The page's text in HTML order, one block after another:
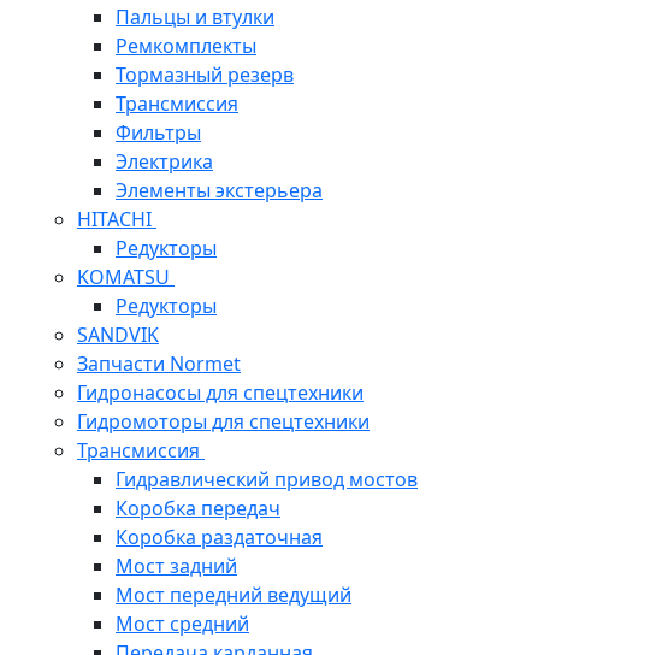
Пальцы и втулки
Ремкомплекты
Тормазный резерв
Трансмиссия
Фильтры
Электрика
Элементы экстерьера
HITACHI
Редукторы
KOMATSU
Редукторы
SANDVIK
Запчасти Normet
Гидронасосы для спецтехники
Гидромоторы для спецтехники
Трансмиссия
Гидравлический привод мостов
Коробка передач
Коробка раздаточная
Мост задний
Мост передний ведущий
Мост средний